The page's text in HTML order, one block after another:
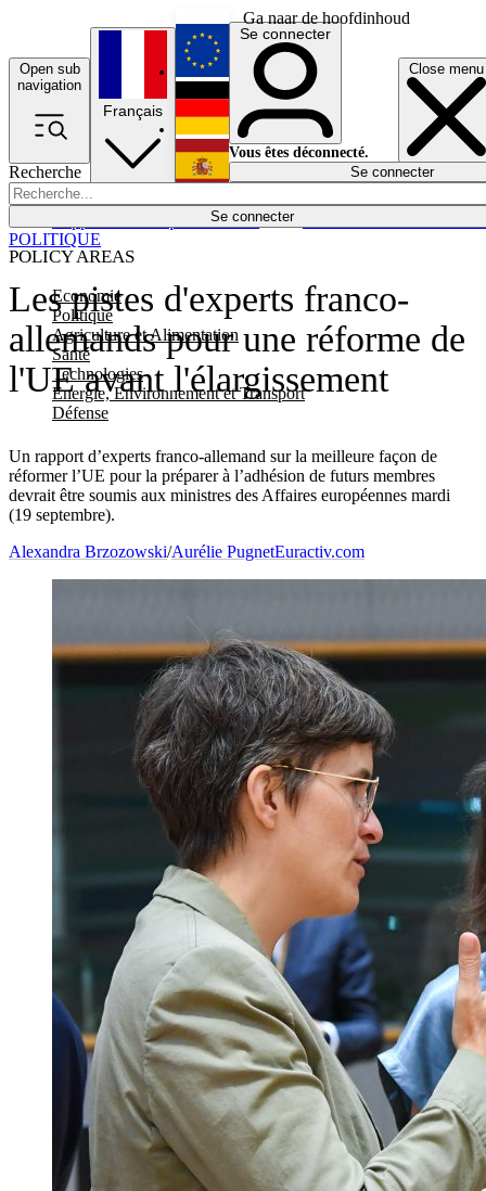
Ga naar de hoofdinhoud
Open sub
navigation
Close menu
Recherche
Se connecter
POLICY AREAS
Economie
Politique
Agriculture et Alimentation
Santé
Technologies
Energie, Environnement et Transport
Défense
Économie
Français
English
Deutsch
Español
Se connecter
Vous êtes déconnecté.
Se connecter
Les pistes d'experts franco-
allemands pour une réforme de
l'UE avant l'élargissement
Un rapport d’experts franco-allemand sur la meilleure façon de
réformer l’UE pour la préparer à l’adhésion de futurs membres
devrait être soumis aux ministres des Affaires européennes mardi
(19 septembre).
POLITIQUE
Alexandra Brzozowski/Aurélie PugnetEuractiv.com